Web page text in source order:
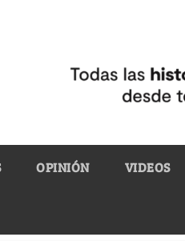
OPINIÓN VIDEOS